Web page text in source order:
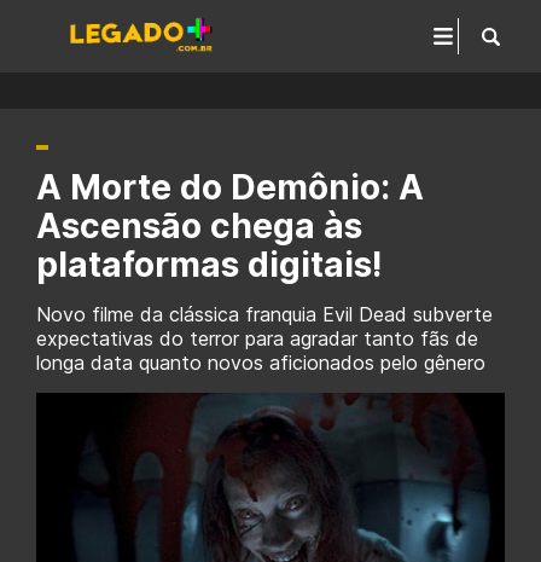
A Morte do Demônio: A
Ascensão chega às
plataformas digitais!
Novo filme da clássica franquia Evil Dead subverte
expectativas do terror para agradar tanto fãs de
longa data quanto novos aficionados pelo gênero